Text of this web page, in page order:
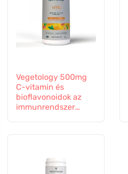
Vegetology 500mg
C-vitamin és
bioflavonoidok az
immunrendszer